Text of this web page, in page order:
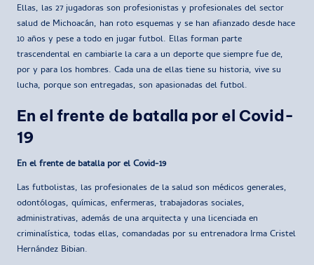
Ellas, las 27 jugadoras son profesionistas y profesionales del sector
salud de Michoacán, han roto esquemas y se han afianzado desde hace
10 años y pese a todo en jugar futbol. Ellas forman parte
trascendental en cambiarle la cara a un deporte que siempre fue de,
por y para los hombres. Cada una de ellas tiene su historia, vive su
lucha, porque son entregadas, son apasionadas del futbol.
En el frente de batalla por el Covid-
19
En el frente de batalla por el Covid-19
Las futbolistas, las profesionales de la salud son médicos generales,
odontólogas, químicas, enfermeras, trabajadoras sociales,
administrativas, además de una arquitecta y una licenciada en
criminalística, todas ellas, comandadas por su entrenadora Irma Cristel
Hernández Bibian.